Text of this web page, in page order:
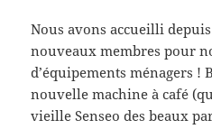
Nous avons accueilli
nouveaux membres pour
d’équipements ménagers !
nouvelle machine à café
vieille Senseo des beaux